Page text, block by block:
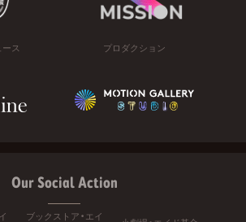
ス プロダクション
Our Social Action
ブックストア・エイ